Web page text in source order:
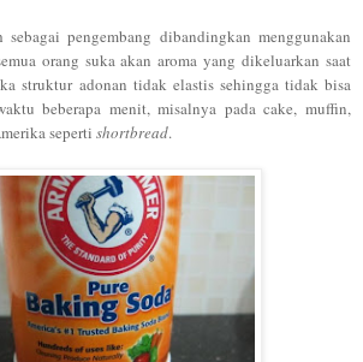
pengembang dibandingkan menggunakan
orang suka akan aroma yang dikeluarkan saat
struktur adonan tidak elastis sehingga tidak bisa
beberapa menit, misalnya pada cake, muffin,
seperti shortbread.